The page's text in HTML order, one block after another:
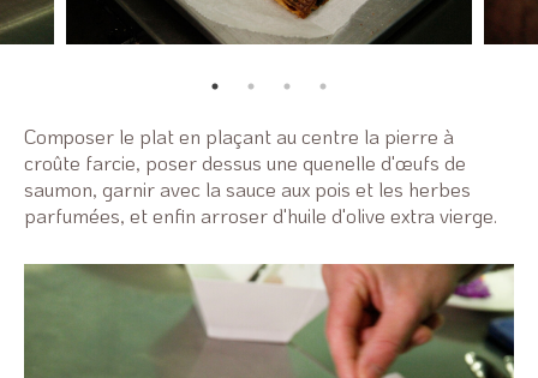
Composer le plat en plaçant au centre la pierre à
croûte farcie, poser dessus une quenelle d'œufs de
saumon, garnir avec la sauce aux pois et les herbes
parfumées, et enfin arroser d'huile d'olive extra vierge.